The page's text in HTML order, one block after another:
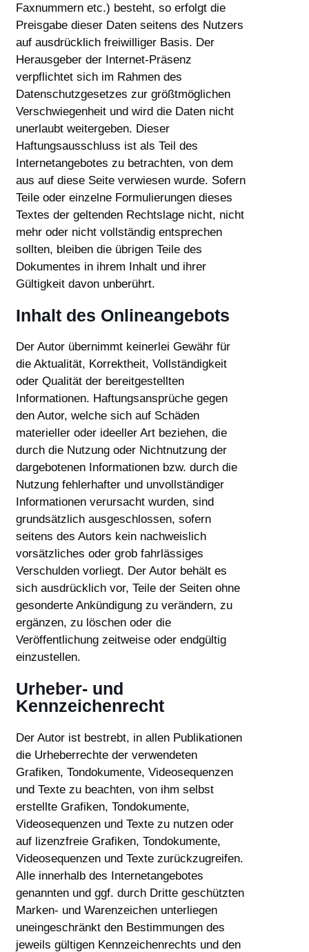
Faxnummern etc.) besteht, so erfolgt die
Preisgabe dieser Daten seitens des Nutzers
auf ausdrücklich freiwilliger Basis. Der
Herausgeber der Internet-Präsenz
verpflichtet sich im Rahmen des
Datenschutzgesetzes zur größtmöglichen
Verschwiegenheit und wird die Daten nicht
unerlaubt weitergeben. Dieser
Haftungsausschluss ist als Teil des
Internetangebotes zu betrachten, von dem
aus auf diese Seite verwiesen wurde. Sofern
Teile oder einzelne Formulierungen dieses
Textes der geltenden Rechtslage nicht, nicht
mehr oder nicht vollständig entsprechen
sollten, bleiben die übrigen Teile des
Dokumentes in ihrem Inhalt und ihrer
Gültigkeit davon unberührt.
Inhalt des Onlineangebots
Der Autor übernimmt keinerlei Gewähr für
die Aktualität, Korrektheit, Vollständigkeit
oder Qualität der bereitgestellten
Informationen. Haftungsansprüche gegen
den Autor, welche sich auf Schäden
materieller oder ideeller Art beziehen, die
durch die Nutzung oder Nichtnutzung der
dargebotenen Informationen bzw. durch die
Nutzung fehlerhafter und unvollständiger
Informationen verursacht wurden, sind
grundsätzlich ausgeschlossen, sofern
seitens des Autors kein nachweislich
vorsätzliches oder grob fahrlässiges
Verschulden vorliegt. Der Autor behält es
sich ausdrücklich vor, Teile der Seiten ohne
gesonderte Ankündigung zu verändern, zu
ergänzen, zu löschen oder die
Veröffentlichung zeitweise oder endgültig
einzustellen.
Urheber- und
Kennzeichenrecht
Der Autor ist bestrebt, in allen Publikationen
die Urheberrechte der verwendeten
Grafiken, Tondokumente, Videosequenzen
und Texte zu beachten, von ihm selbst
erstellte Grafiken, Tondokumente,
Videosequenzen und Texte zu nutzen oder
auf lizenzfreie Grafiken, Tondokumente,
Videosequenzen und Texte zurückzugreifen.
Alle innerhalb des Internetangebotes
genannten und ggf. durch Dritte geschützten
Marken- und Warenzeichen unterliegen
uneingeschränkt den Bestimmungen des
jeweils gültigen Kennzeichenrechts und den